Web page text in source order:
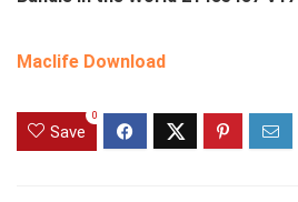
Maclife Download
Save
0